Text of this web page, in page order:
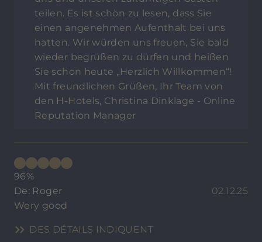
teilen. Es ist schön zu lesen, dass Sie
einen angenehmen Aufenthalt bei uns
hatten. Wir würden uns freuen, Sie bald
wieder begrüßen zu dürfen und heißen
Sie schon heute „Herzlich Willkommen“!
Mit freundlichen Grüßen, Ihr Team von
den H-Hotels, Christina Dinklage - Online
Reputation Manager
96%
De: Roger
02.12.25
Wery good
DES DÉTAILS INDIQUENT